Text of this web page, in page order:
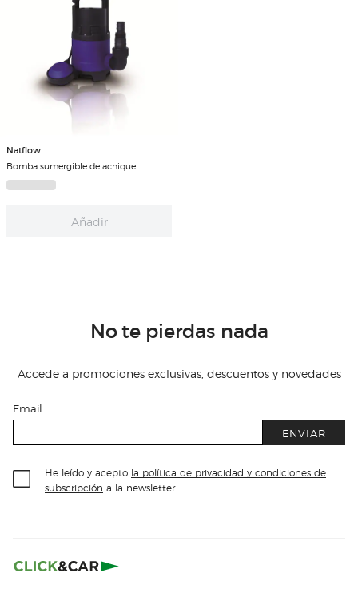
Natflow
Bomba sumergible de achique
Añadir
No te pierdas nada
Accede a promociones exclusivas, descuentos y novedades
Email
ENVIAR
He leído y acepto la política de privacidad y condiciones de
subscripción a la newsletter